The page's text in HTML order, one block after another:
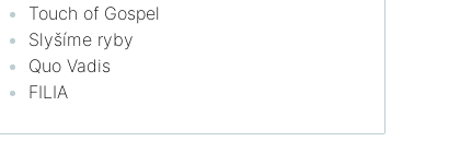
Touch of Gospel
Slyšíme ryby
Quo Vadis
FILIA